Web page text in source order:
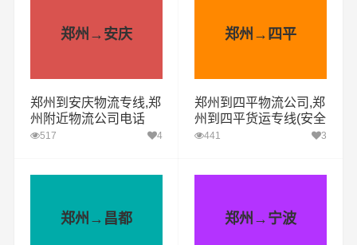
郑州→安庆
郑州到安庆物流专线,郑
州附近物流公司电话
517 4
郑州→四平
郑州到四平物流公司,郑
州到四平货运专线(安全
高效)
441 3
郑州→昌都 郑州→宁波